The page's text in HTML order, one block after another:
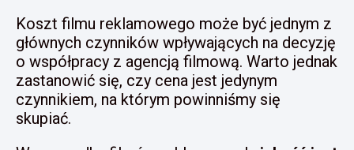
Koszt filmu reklamowego może być jednym z
głównych czynników wpływających na decyzję
o współpracy z agencją filmową. Warto jednak
zastanowić się, czy cena jest jedynym
czynnikiem, na którym powinniśmy się
skupiać.